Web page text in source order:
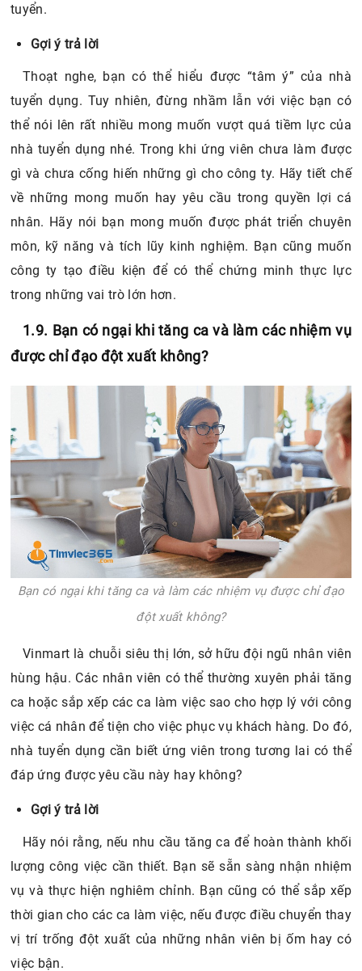
Thoạt nghe, bạn có thể hiểu được “tâm ý” của nhà
tuyển dụng. Tuy nhiên, đừng nhầm lẫn với việc bạn có
nhà tuyển dụng nhé. Trong khi ứng viên chưa làm được
gì và chưa cống hiến những gì cho công ty. Hãy tiết chế
về những mong muốn hay yêu cầu trong quyền lợi cá
nhân. Hãy nói bạn mong muốn được phát triển chuyên
môn, kỹ năng và tích lũy kinh nghiệm. Bạn cũng muốn
công ty tạo điều kiện để có thể chứng minh thực lực
trong những vai trò lớn hơn.
1.9. Bạn có ngại khi tăng ca và làm các nhiệm vụ
được chỉ đạo đột xuất không?
Bạn có ngại khi tăng ca và làm các nhiệm vụ được chỉ đạo
đột xuất không?
Vinmart là chuỗi siêu thị lớn, sở hữu đội ngũ nhân viên
hùng hậu. Các nhân viên có thể thường xuyên phải tăng
việc cá nhân để tiện cho việc phục vụ khách hàng. Do đó,
nhà tuyển dụng cần biết ứng viên trong tương lai có thể
đáp ứng được yêu cầu này hay không?
Gợi ý trả lời
Hãy nói rằng, nếu nhu cầu tăng ca để hoàn thành khối
lượng công việc cần thiết. Bạn sẽ sẵn sàng nhận nhiệm
thời gian cho các ca làm việc, nếu được điều chuyển thay
vị trí trống đột xuất của những nhân viên bị ốm hay có
việc bận.
1.10. Vị trí chúng tôi cần đòi hỏi kinh nghiệm, tại
sao tôi phải chọn bạn?